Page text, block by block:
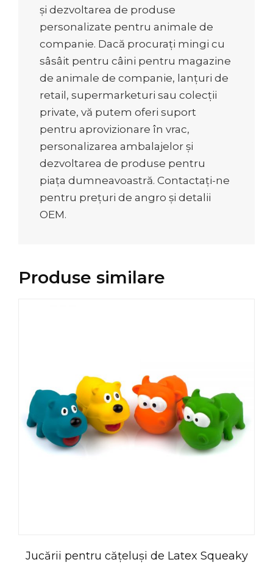
și dezvoltarea de produse
personalizate pentru animale de
companie. Dacă procurați mingi cu
sâsâit pentru câini pentru magazine
de animale de companie, lanțuri de
retail, supermarketuri sau colecții
private, vă putem oferi suport
pentru aprovizionare în vrac,
personalizarea ambalajelor și
dezvoltarea de produse pentru
piața dumneavoastră. Contactați-ne
pentru prețuri de angro și detalii
OEM.
Produse similare
Jucării pentru cățeluși de Latex Squeaky